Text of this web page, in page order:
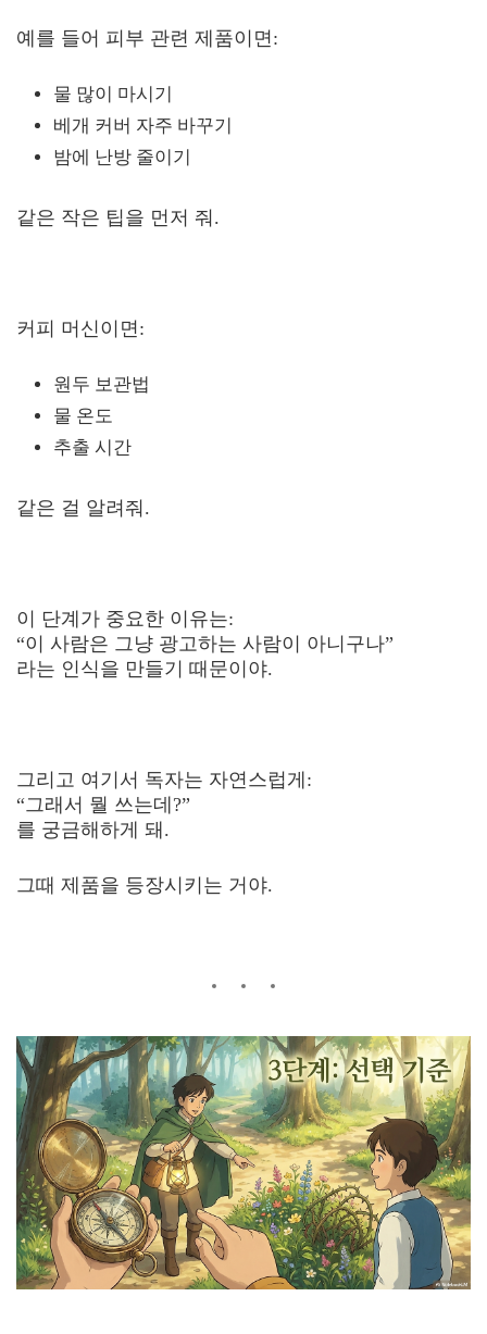
예를 들어 피부 관련 제품이면:
물 많이 마시기
베개 커버 자주 바꾸기
밤에 난방 줄이기
같은 작은 팁을 먼저 줘.
커피 머신이면:
원두 보관법
물 온도
추출 시간
같은 걸 알려줘.
이 단계가 중요한 이유는:
“이 사람은 그냥 광고하는 사람이 아니구나”
라는 인식을 만들기 때문이야.
그리고 여기서 독자는 자연스럽게:
“그래서 뭘 쓰는데?”
를 궁금해하게 돼.
그때 제품을 등장시키는 거야.